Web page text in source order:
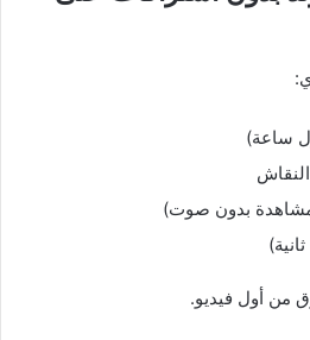
ساعة)
النقاش
بدون صوت)
من أول فيديو.